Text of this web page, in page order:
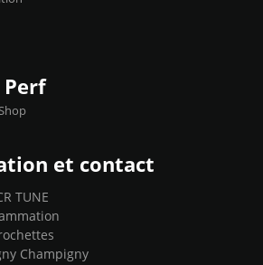
Perf
et contact
TUNE
Champigny